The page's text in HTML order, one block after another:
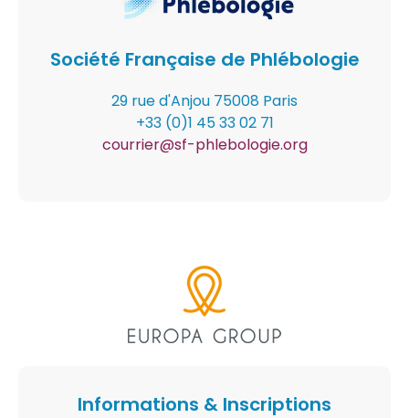
Société Française de Phlébologie
29 rue d'Anjou 75008 Paris
+33 (0)1 45 33 02 71
courrier@sf-phlebologie.org
(paragraph)Informations & Inscriptions